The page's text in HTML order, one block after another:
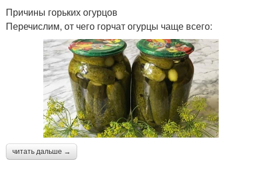
Причины горьких огурцов
Перечислим, от чего горчат огурцы чаще всего:
читать дальше →